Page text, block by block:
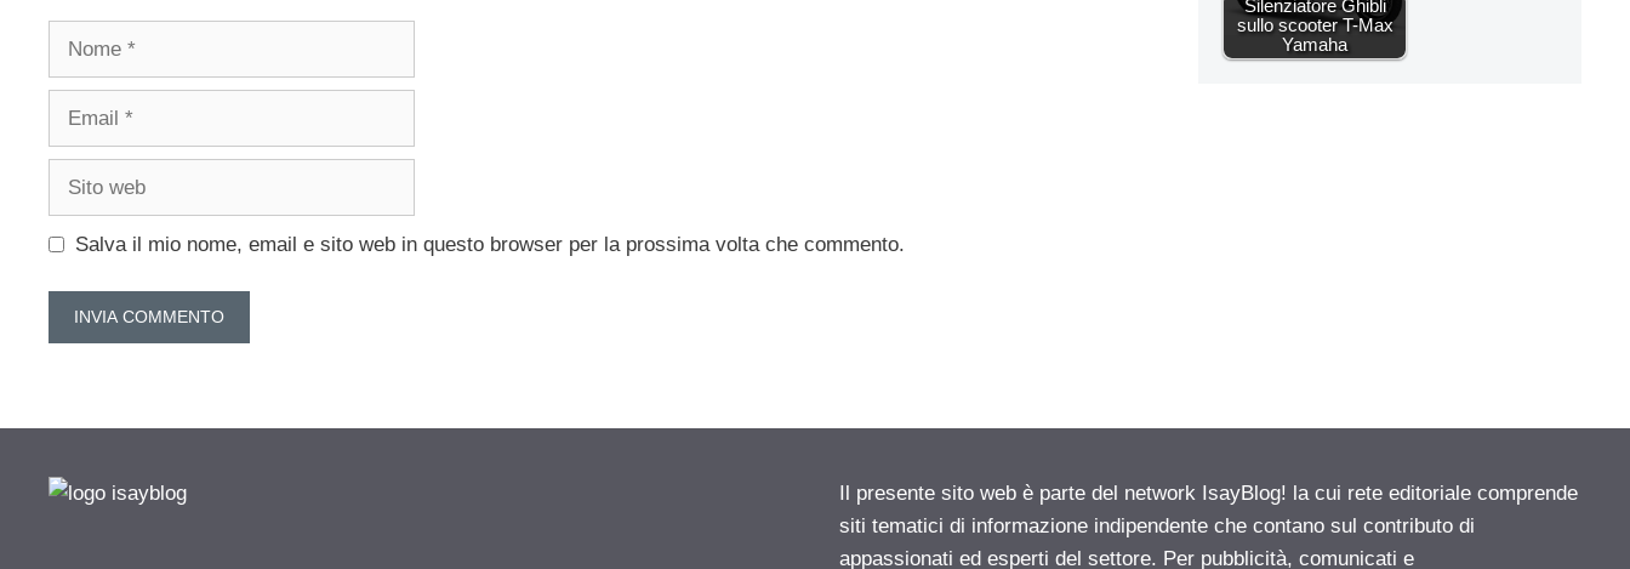
Salva il mio nome, email e sito web in questo browser per la prossima volta che commento.
Silenziatore Ghibli
sullo scooter T-Max
Yamaha
Il presente sito web è parte del network IsayBlog! la cui rete editoriale comprende
siti tematici di informazione indipendente che contano sul contributo di
appassionati ed esperti del settore. Per pubblicità, comunicati e